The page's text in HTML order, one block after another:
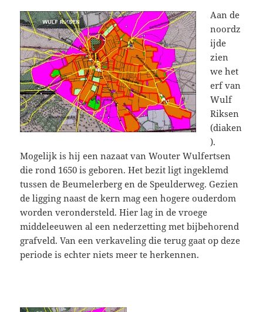
Aan de
noordz
ijde
zien
we het
erf van
Wulf
Riksen
(diaken
).
Mogelijk is hij een nazaat van Wouter Wulfertsen
die rond 1650 is geboren. Het bezit ligt ingeklemd
tussen de Beumelerberg en de Speulderweg. Gezien
de ligging naast de kern mag een hogere ouderdom
worden verondersteld. Hier lag in de vroege
middeleeuwen al een nederzetting met bijbehorend
grafveld. Van een verkaveling die terug gaat op deze
periode is echter niets meer te herkennen.